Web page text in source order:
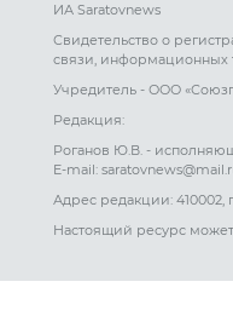
ИА Saratovnews
Свидетельство о
связи, информационных
Учредитель - ООО
Редакция:
Роганов Ю.В. -
E-mail:
Адрес редакции: 410002,
Настоящий ресурс